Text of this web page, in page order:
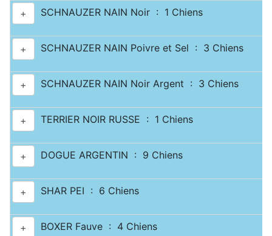
+ SCHNAUZER NAIN Noir : 1 Chiens
+ SCHNAUZER NAIN Poivre et Sel : 3 Chiens
+ SCHNAUZER NAIN Noir Argent : 3 Chiens
+ TERRIER NOIR RUSSE : 1 Chiens
+ DOGUE ARGENTIN : 9 Chiens
+ SHAR PEI : 6 Chiens
+ BOXER Fauve : 4 Chiens